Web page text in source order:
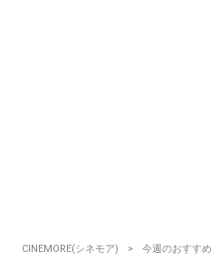
CINEMORE(シネモア)
今週のおすすめ